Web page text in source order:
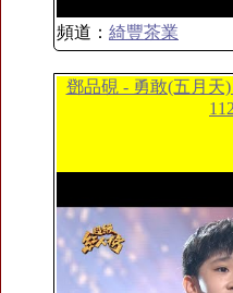
頻道： 綺豐茶業
鄧品硯 - 勇敢(五月天